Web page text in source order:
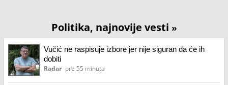
Politika, najnovije vesti »
Vučić ne raspisuje izbore jer nije siguran da će ih
dobiti
Radar pre 55 minuta